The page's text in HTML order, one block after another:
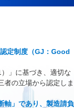
定制度（GJ：Good
」に基づき、適切な
者の立場から認定しま
軸」であり、製造請負